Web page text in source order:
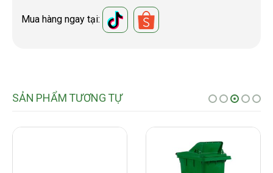
Mua hàng ngay tại:
SẢN PHẨM TƯƠNG TỰ